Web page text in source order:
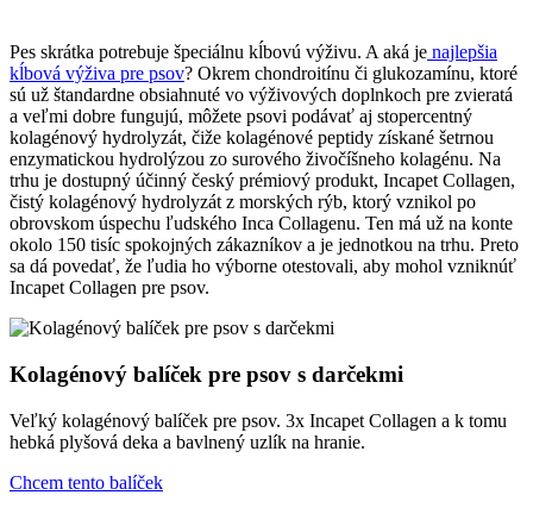
Pes skrátka potrebuje špeciálnu kĺbovú výživu. A aká je najlepšia
kĺbová výživa pre psov? Okrem chondroitínu či glukozamínu, ktoré
sú už štandardne obsiahnuté vo výživových doplnkoch pre zvieratá
a veľmi dobre fungujú, môžete psovi podávať aj stopercentný
kolagénový hydrolyzát, čiže kolagénové peptidy získané šetrnou
enzymatickou hydrolýzou zo surového živočíšneho kolagénu. Na
trhu je dostupný účinný český prémiový produkt, Incapet Collagen,
čistý kolagénový hydrolyzát z morských rýb, ktorý vznikol po
obrovskom úspechu ľudského Inca Collagenu. Ten má už na konte
okolo 150 tisíc spokojných zákazníkov a je jednotkou na trhu. Preto
sa dá povedať, že ľudia ho výborne otestovali, aby mohol vzniknúť
Incapet Collagen pre psov.
Kolagénový balíček pre psov s darčekmi
Veľký kolagénový balíček pre psov. 3x Incapet Collagen a k tomu
hebká plyšová deka a bavlnený uzlík na hranie.
Chcem tento balíček